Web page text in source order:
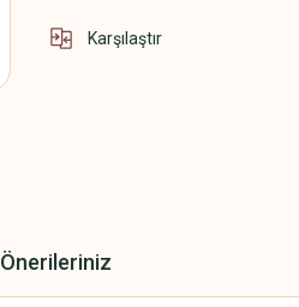
Karşılaştır
Önerileriniz